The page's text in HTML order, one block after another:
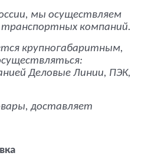
мы осуществляем
компаний.
крупногабаритным,
Деловые Линии, ПЭК,
доставляет